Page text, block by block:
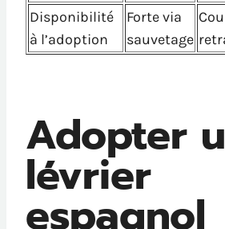
Disponibilité
à l’adoption
Forte via
sauvetage
Adopter
lévrier
espagnol